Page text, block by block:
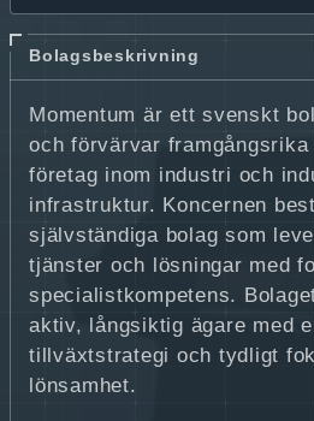
Bolagsbeskrivning
Momentum är ett svenskt
och förvärvar framgångsrika
företag inom industri och
infrastruktur. Koncernen
självständiga bolag som
tjänster och lösningar med
specialistkompetens.
aktiv, långsiktig ägare med
tillväxtstrategi och tydligt
lönsamhet.